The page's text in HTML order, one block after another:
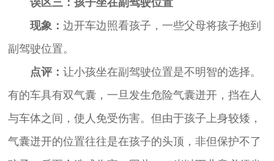
误区三：孩子坐在副驾驶位置
现象： 边开车边照看孩子，一些父母将孩子抱到
副驾驶位置。
点评： 让小孩坐在副驾驶位置是不明智的选择。
有的车具有双气囊，一旦发生危险气囊迸开，挡在人
与车体之间，使人免受伤害。但由于孩子上身较矮，
气囊迸开的位置往往是在孩子的头顶，非但保护不了